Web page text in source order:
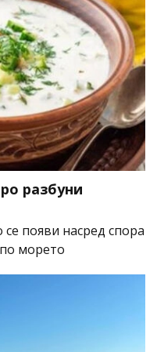
разбуни
появи насред спора
морето